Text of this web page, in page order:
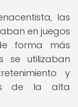
las
en juegos
forma más
se utilizaban
y
de la alta